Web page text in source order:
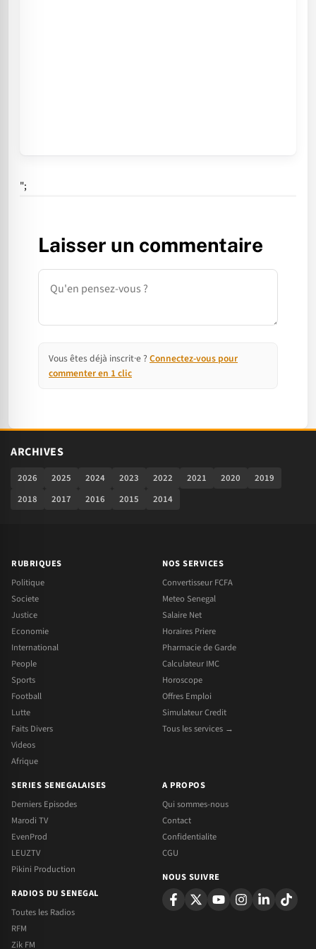
";
Laisser un commentaire
Commentaire
Vous êtes déjà inscrit·e ? Connectez-vous pour
commenter en 1 clic
ARCHIVES
2026 2025 2024 2023 2022 2021 2020
2019
2018
2017 2016 2015 2014
RUBRIQUES
Politique
Societe
Justice
Economie
International
People
Sports
Football
Lutte
Faits Divers
Videos
Afrique
NOS SERVICES
Convertisseur FCFA
Meteo Senegal
Salaire Net
Horaires Priere
Pharmacie de Garde
Calculateur IMC
Horoscope
Offres Emploi
Simulateur Credit
Tous les services →
SERIES SENEGALAISES
Derniers Episodes
Marodi TV
EvenProd
LEUZTV
Pikini Production
RADIOS DU SENEGAL
Toutes les Radios
RFM
Zik FM
A PROPOS
Qui sommes-nous
Contact
Confidentialite
CGU
NOUS SUIVRE